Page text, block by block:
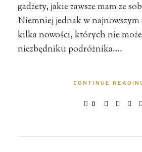
gadżety, jakie zawsze mam ze
Niemniej jednak w najnowszym
kilka nowości, których nie
niezbędniku podróżnika.…
CONTINUE
0